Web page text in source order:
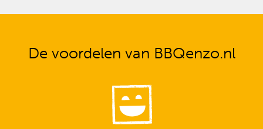
De voordelen van BBQenzo.nl